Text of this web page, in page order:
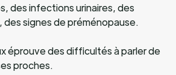
des infections urinaires, des
des signes de préménopause.
éprouve des difficultés à parler de
proches.